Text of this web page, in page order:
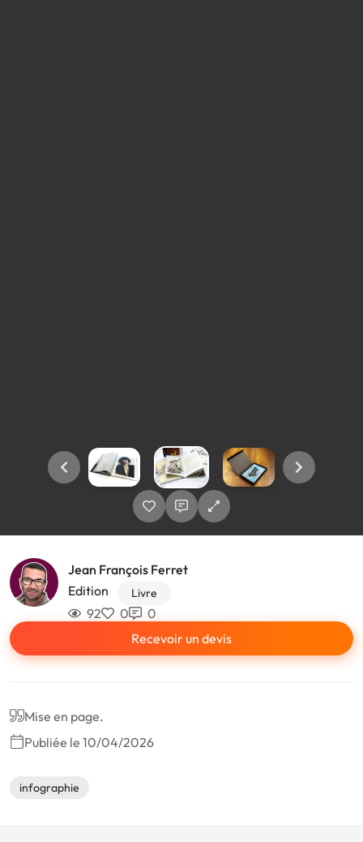
Jean François Ferret
Edition
Livre
92 0
0
Recevoir un devis
Mise en page.
Publiée le 10/04/2026
infographie